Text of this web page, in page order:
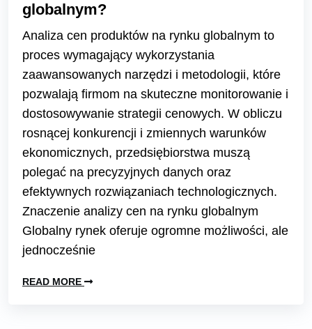
globalnym?
Analiza cen produktów na rynku globalnym to
proces wymagający wykorzystania
zaawansowanych narzędzi i metodologii, które
pozwalają firmom na skuteczne monitorowanie i
dostosowywanie strategii cenowych. W obliczu
rosnącej konkurencji i zmiennych warunków
ekonomicznych, przedsiębiorstwa muszą
polegać na precyzyjnych danych oraz
efektywnych rozwiązaniach technologicznych.
Znaczenie analizy cen na rynku globalnym
Globalny rynek oferuje ogromne możliwości, ale
jednocześnie
READ MORE